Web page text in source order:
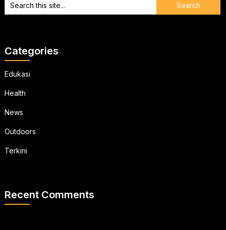
Categories
Edukasi
Health
News
Outdoors
Terkini
Recent Comments